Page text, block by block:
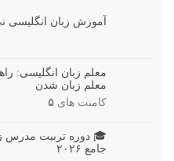
آموزش زبان انگلیسی
معلم زبان انگلیسی:
معلم زبان شدن
کامنت های ۵
🎓 دوره تربیت مدرس
جامع ۲۰۲۶